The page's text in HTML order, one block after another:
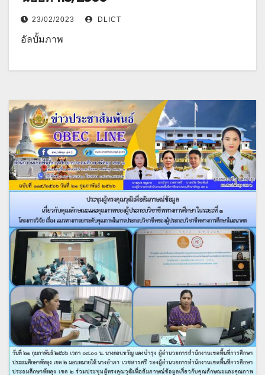
23/02/2023 DLICT
อัลบั้มภาพ